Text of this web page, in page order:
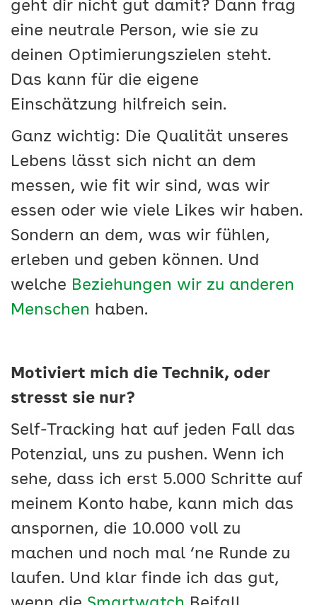
geht dir nicht gut damit? Dann frag
eine neutrale Person, wie sie zu
deinen Optimierungszielen steht.
Das kann für die eigene
Einschätzung hilfreich sein.
Ganz wichtig: Die Qualität unseres
Lebens lässt sich nicht an dem
messen, wie fit wir sind, was wir
essen oder wie viele Likes wir haben.
Sondern an dem, was wir fühlen,
erleben und geben können. Und
welche Beziehungen wir zu anderen
Menschen haben.
Motiviert mich die Technik, oder
stresst sie nur?
Self-Tracking hat auf jeden Fall das
Potenzial, uns zu pushen. Wenn ich
sehe, dass ich erst 5.000 Schritte auf
meinem Konto habe, kann mich das
anspornen, die 10.000 voll zu
machen und noch mal ‘ne Runde zu
laufen. Und klar finde ich das gut,